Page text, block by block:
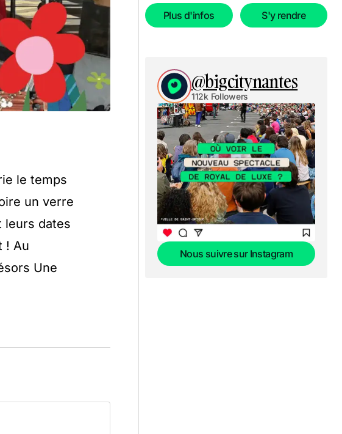
le temps
un verre
leurs dates
! Au
Une
Plus d'infos S'y rendre
@bigcitynantes
112k Followers
Nous suivre sur Instagram